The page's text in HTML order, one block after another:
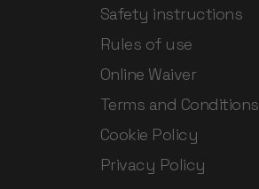
Safety instructions
Rules of use
Online Waiver
Terms and Conditions
Cookie Policy
Privacy Policy